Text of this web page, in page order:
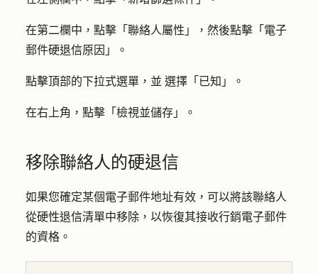
在第二欄中，點擊「 聯絡人屬性 」，然後點擊「 電子
郵件硬退信原因 」。
點擊頂部的下拉式選單，並 選擇 「已知」 。
在右上角，點擊「 檢視並儲存 」。
移除聯絡人的硬退信
如果您確定某個電子郵件地址有效，可以將該聯絡人
從硬性退信清單中移除，以恢復其接收行銷電子郵件
的資格。